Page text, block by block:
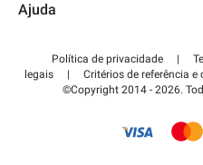
Torne-se um membro
Ajuda
Centro de apoio
Como é que funciona?
Pagar o estacionamento FLOW
Política de privacidade |
legais
| Critérios de referência
©Copyright 2014 - 2026.